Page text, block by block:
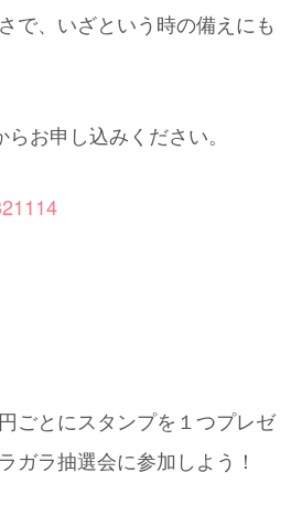
で、いざという時の備えにも
お申し込みください。
ごとにスタンプを１つプレゼ
ガラ抽選会に参加しよう！